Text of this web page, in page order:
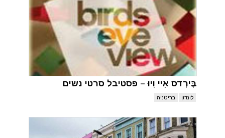
בֶּירְדס אָיי וִיוּ – פסטיבל סרטי נשים
לונדון בריטניה